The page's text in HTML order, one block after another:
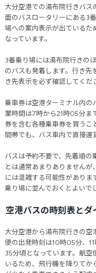
大分空港での湯布院行きバ
面のバスロータリーにある3
場への案内表示が出ているた
なっています。
3番乗り場には湯布院行きの
のバスも発着します。行き
き先表示を必ず確認してくだ
乗車券は空港ターミナル内の
業時間は7時から21時05分ま
券を含む各種乗車券を買うこ
間帯でも、バス車内で直接運
バスは予約不要で、先着順の
とは通常あまりありません
には混雑する可能性があり
乗り場に並んでおくとよいで
空港バスの時刻表とダ
大分空港から湯布院行きの空
便の出発時刻は10時05分、
35分頃となっています。航
いるため、飛行機を降りてか